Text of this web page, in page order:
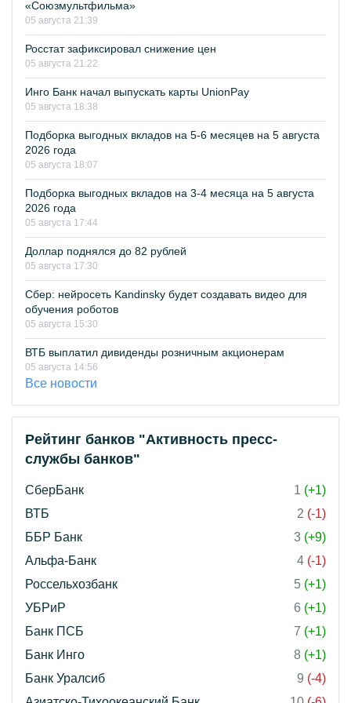
«Союзмультфильма»
05 августа 21:39
Росстат зафиксировал снижение цен
05 августа 21:22
Инго Банк начал выпускать карты UnionPay
05 августа 18:38
Подборка выгодных вкладов на 5-6 месяцев на 5 августа
2026 года
05 августа 18:07
Подборка выгодных вкладов на 3-4 месяца на 5 августа
2026 года
05 августа 17:44
Доллар поднялся до 82 рублей
05 августа 17:30
Сбер: нейросеть Kandinsky будет создавать видео для
обучения роботов
05 августа 15:30
ВТБ выплатил дивиденды розничным акционерам
05 августа 14:56
Все новости
Рейтинг банков "Активность пресс-
службы банков"
СберБанк 1 (+1)
ВТБ
2 (-1)
ББР Банк
3 (+9)
Альфа-Банк
4 (-1)
Россельхозбанк
5 (+1)
УБРиР
6 (+1)
Банк ПСБ
7 (+1)
Банк Инго
8 (+1)
Банк Уралсиб
9 (-4)